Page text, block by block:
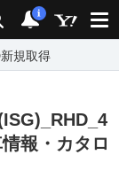
検索 通知
i
規取得
報・カタロ